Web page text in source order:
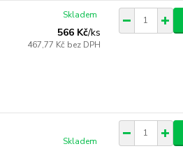
566 Kč/ks
467,77 Kč bez DPH
Skladem
Skladem